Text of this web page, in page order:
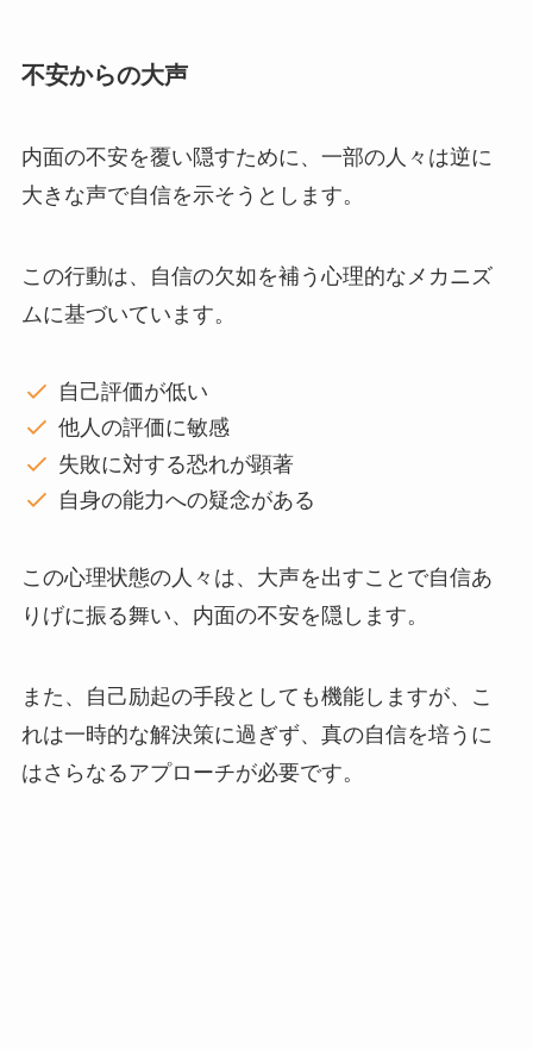
不安からの大声
内面の不安を覆い隠すために、一部の人々は逆に
大きな声で自信を示そうとします。
この行動は、自信の欠如を補う心理的なメカニズ
ムに基づいています。
自己評価が低い
他人の評価に敏感
失敗に対する恐れが顕著
自身の能力への疑念がある
この心理状態の人々は、大声を出すことで自信あ
りげに振る舞い、内面の不安を隠します。
また、自己励起の手段としても機能しますが、こ
れは一時的な解決策に過ぎず、真の自信を培うに
はさらなるアプローチが必要です。